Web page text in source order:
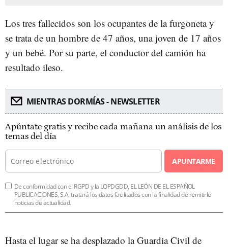
Los tres fallecidos son los ocupantes de la furgoneta y
se trata de un hombre de 47 años, una joven de 17 años
y un bebé. Por su parte, el conductor del camión ha
resultado ileso.
MIENTRAS DORMÍAS - NEWSLETTER
Apúntate gratis y recibe cada mañana un análisis de los
temas del día
APUNTARME
De conformidad con el RGPD y la LOPDGDD, EL LEÓN DE EL ESPAÑOL
PUBLICACIONES, S.A. tratará los datos facilitados con la finalidad de remitirle
noticias de actualidad.
Hasta el lugar se ha desplazado la Guardia Civil de